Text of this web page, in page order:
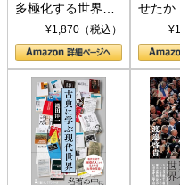
多極化する世界：
トランプとBRICS
の挑戦
¥1,870（税込）
せた
下、
して聖
書)